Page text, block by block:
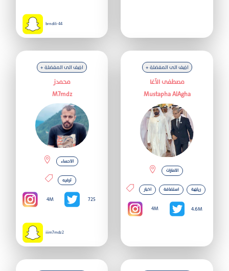
brndili-44
+ اضف الى المفضلة
محمدز
M7mdz
الاحساء
ترفيه
4M 725
iiim7mdz2
+ اضف الى المفضلة
مصطفى الآغا
Mustapha AlAgha
الامارات
اخبار استضافة رياضة
4M 4.6M